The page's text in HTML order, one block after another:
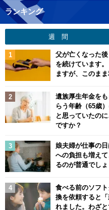
ランキング
週 間
父が亡くなった
を続けています
ますが、このま
遺族厚生年金を
らう年齢（65歳
と思っていたの
ですか？
娘夫婦が仕事の
への負担も増え
るのが普通でしょ
食べる前のソフ
換を依頼すると
れました。わざ